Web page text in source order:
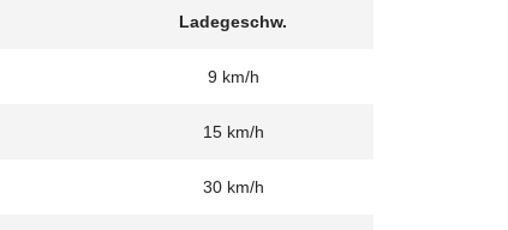
Ladegeschw.
9 km/h
15 km/h
30 km/h